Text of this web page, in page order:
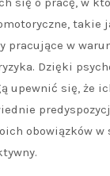
takie
pracujące w
Dzięki
upewnić się, że
obowiązków w